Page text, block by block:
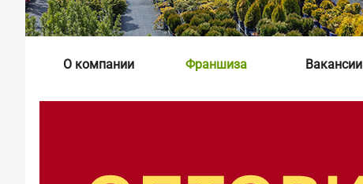
О компании Франшиза Вакансии